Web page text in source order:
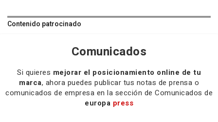
Contenido patrocinado
Comunicados
Si quieres mejorar el posicionamiento online de tu
marca, ahora puedes publicar tus notas de prensa o
comunicados de empresa en la sección de Comunicados de
europa press